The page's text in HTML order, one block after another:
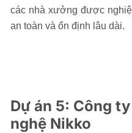
các nhà xưởng được
an toàn và ổn định lâu dài.
Dự án 5: Công
nghệ Nikko